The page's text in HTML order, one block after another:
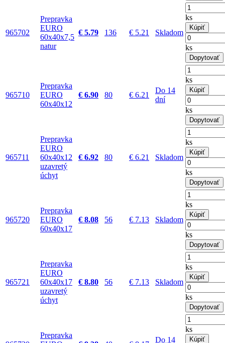
965702
Prepravka
EURO
60x40x7,5
natur
€ 5.79 136 € 5.21 Skladom
ks
Kúpiť
ks
Dopytovať
965710
Prepravka
EURO
60x40x12
€ 6.90 80 € 6.21
Do 14
dní
ks
Kúpiť
ks
Dopytovať
965711
Prepravka
EURO
60x40x12
uzavretý
úchyt
€ 6.92 80 € 6.21 Skladom
ks
Kúpiť
ks
Dopytovať
965720
Prepravka
EURO
60x40x17
€ 8.08 56 € 7.13 Skladom
ks
Kúpiť
ks
Dopytovať
965721
Prepravka
EURO
60x40x17
uzavretý
úchyt
€ 8.80 56 € 7.13 Skladom
ks
Kúpiť
ks
Dopytovať
Prepravka
Do 14
ks
Kúpiť